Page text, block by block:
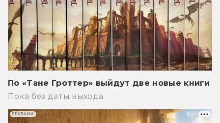
По «Тане Гроттер» выйдут две новые книги
Пока без даты выхода.
РЕКЛАМА